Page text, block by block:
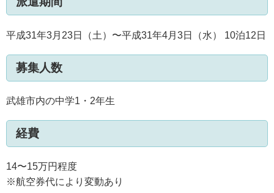
平成31年3月23日（土）〜平成31年4月3日（水） 10泊12日
募集人数
武雄市内の中学1・2年生
経費
14〜15万円程度
※航空券代により変動あり